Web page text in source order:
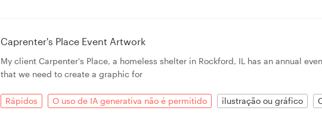
Caprenter's Place Event Artwork
My client Carpenter's Place, a homeless shelter in Rockford, IL has an annual
that we need to create a graphic for
Rápidos O uso de IA generativa não é permitido ilustração ou gráfico